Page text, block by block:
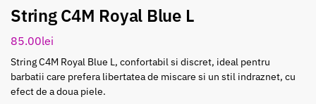
String C4M Royal Blue L
85.00lei
String C4M Royal Blue L, confortabil si discret, ideal pentru
barbatii care prefera libertatea de miscare si un stil indraznet, cu
efect de a doua piele.